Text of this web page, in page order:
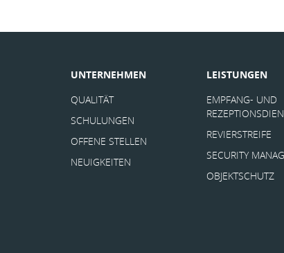
UNTERNEHMEN
QUALITÄT
SCHULUNGEN
OFFENE STELLEN
NEUIGKEITEN
LEISTUNGEN
EMPFANG- UND
REVIERSTREIFE
SECURITY
OBJEKTSCHUTZ